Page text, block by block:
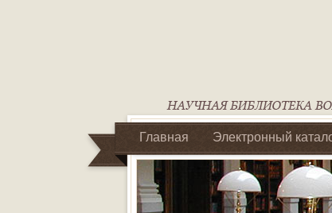
Главная Электронный
Библиотеки регионального